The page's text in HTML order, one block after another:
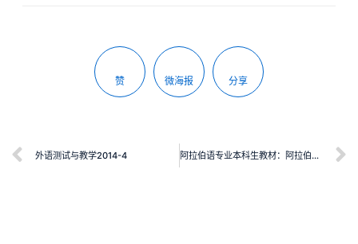
赞 微海报 分享
外语测试与教学2014-4 阿拉伯语专业本科生教材：阿拉伯语报刊导读 上册